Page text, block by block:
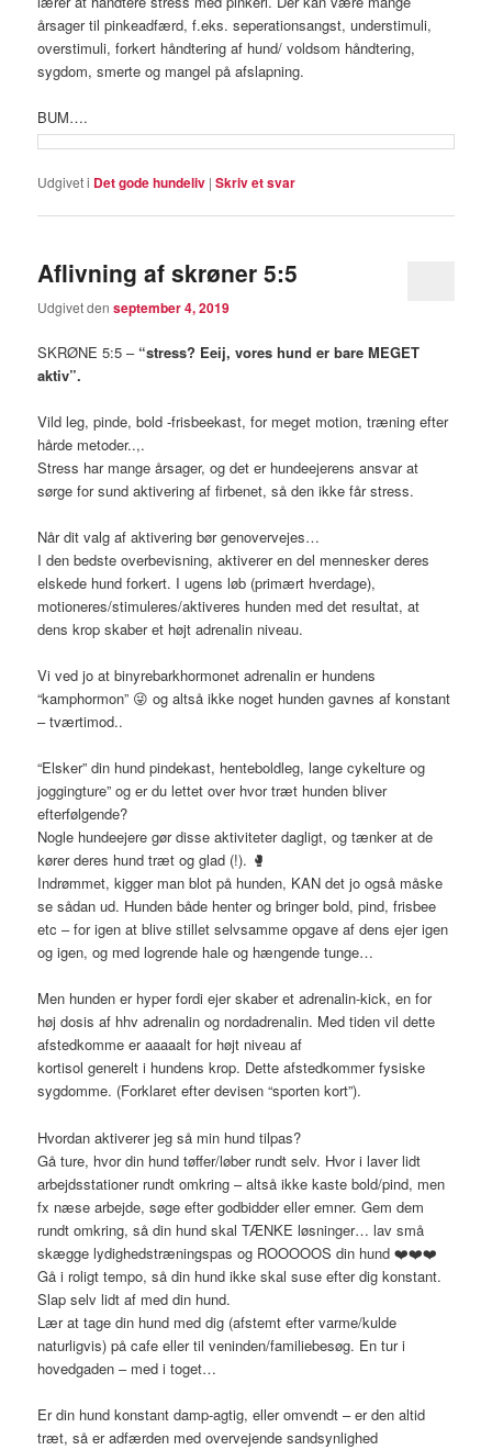
årsager til pinkeadfærd, f.eks. seperationsangst, understimuli,
overstimuli, forkert håndtering af hund/ voldsom håndtering,
sygdom, smerte og mangel på afslapning.
BUM….
Udgivet i Det gode hundeliv |Skriv et svar
Aflivning af skrøner 5:5
Udgivet denseptember 4, 2019
SKRØNE 5:5 – “stress? Eeij, vores hund er bare MEGET
aktiv”.
Vild leg, pinde, bold -frisbeekast, for meget motion, træning efter
hårde metoder..,.
Stress har mange årsager, og det er hundeejerens ansvar at
sørge for sund aktivering af firbenet, så den ikke får stress.
Når dit valg af aktivering bør genovervejes…
I den bedste overbevisning, aktiverer en del mennesker deres
elskede hund forkert. I ugens løb (primært hverdage),
motioneres/stimuleres/aktiveres hunden med det resultat, at
dens krop skaber et højt adrenalin niveau.
Vi ved jo at binyrebarkhormonet adrenalin er hundens
“kamphormon” 😜 og altså ikke noget hunden gavnes af konstant
– tværtimod..
“Elsker” din hund pindekast, henteboldleg, lange cykelture og
joggingture” og er du lettet over hvor træt hunden bliver
efterfølgende?
Nogle hundeejere gør disse aktiviteter dagligt, og tænker at de
kører deres hund træt og glad (!). 🥊
Indrømmet, kigger man blot på hunden, KAN det jo også måske
se sådan ud. Hunden både henter og bringer bold, pind, frisbee
etc – for igen at blive stillet selvsamme opgave af dens ejer igen
og igen, og med logrende hale og hængende tunge…
Men hunden er hyper fordi ejer skaber et adrenalin-kick, en for
høj dosis af hhv adrenalin og nordadrenalin. Med tiden vil dette
afstedkomme er aaaaalt for højt niveau af
kortisol generelt i hundens krop. Dette afstedkommer fysiske
sygdomme. (Forklaret efter devisen “sporten kort”).
Hvordan aktiverer jeg så min hund tilpas?
Gå ture, hvor din hund tøffer/løber rundt selv. Hvor i laver lidt
arbejdsstationer rundt omkring – altså ikke kaste bold/pind, men
fx næse arbejde, søge efter godbidder eller emner. Gem dem
rundt omkring, så din hund skal TÆNKE løsninger… lav små
skægge lydighedstræningspas og ROOOOOS din hund❤️❤️❤️
Gå i roligt tempo, så din hund ikke skal suse efter dig konstant.
Slap selv lidt af med din hund.
Lær at tage din hund med dig (afstemt efter varme/kulde
naturligvis) på cafe eller til veninden/familiebesøg. En tur i
hovedgaden – med i toget…
Er din hund konstant damp-agtig, eller omvendt – er den altid
træt, så er adfærden med overvejende sandsynlighed